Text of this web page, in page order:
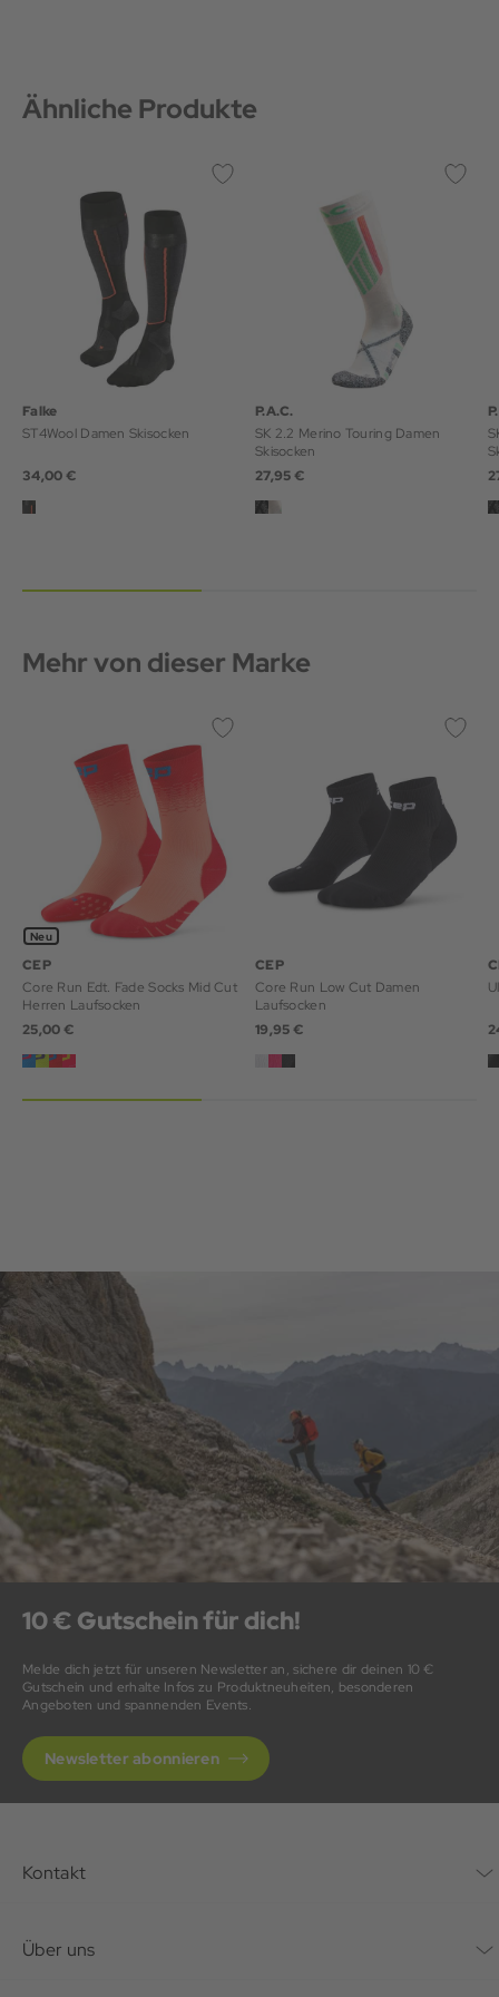
Ähnliche Produkte
Falke
ST4Wool Damen Skisocken
34,00 €
P.A.C.
SK 2.2 Merino Touring Damen
Skisocken
27,95 €
Mehr von dieser Marke
Neu
CEP
Core Run Edt. Fade Socks Mid Cut
Herren Laufsocken
25,00 €
CEP
Core Run Low Cut Damen
Laufsocken
19,95 €
10 € Gutschein für dich!
Melde dich jetzt für unseren Newsletter an, sichere dir deinen 10 €
Gutschein und erhalte Infos zu Produktneuheiten, besonderen
Angeboten und spannenden Events.
Newsletter abonnieren
Kontakt
Über uns